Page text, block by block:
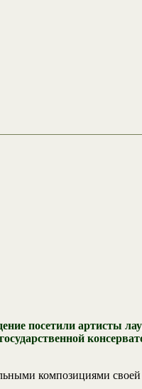
посетили артисты
композициями